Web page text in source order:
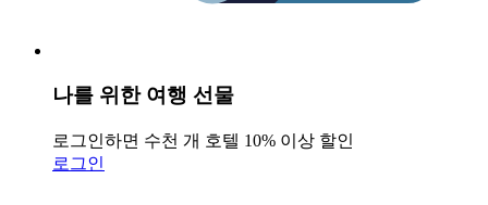
나를 위한 여행 선물
로그인하면 수천 개 호텔 10% 이상 할인
로그인